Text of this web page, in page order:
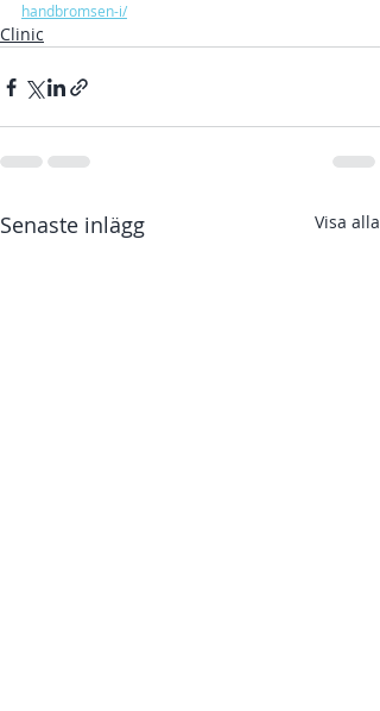
handbromsen-i/
Clinic
Senaste inlägg Visa alla